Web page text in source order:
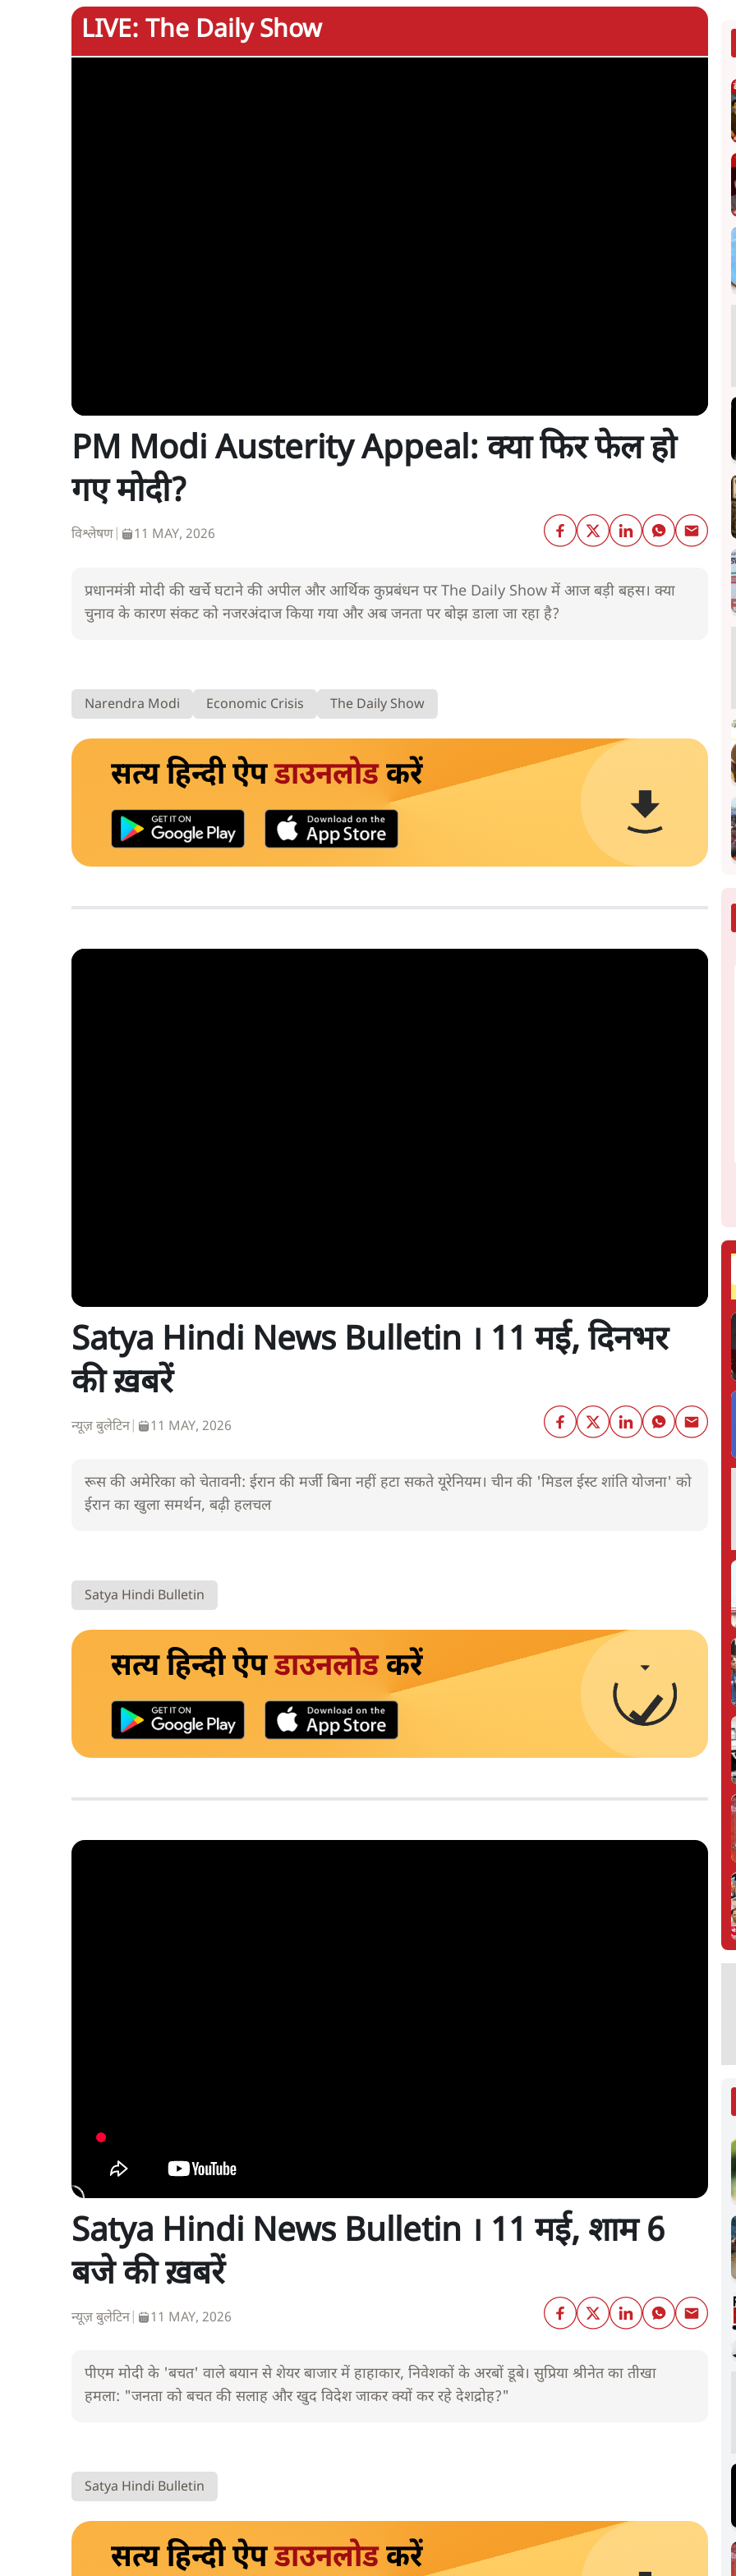
LIVE: The Daily Show
PM Modi Austerity Appeal: क्या फिर फेल हो
गए मोदी?
विश्लेषण| 11 MAY, 2026
प्रधानमंत्री मोदी की खर्चे घटाने की अपील और आर्थिक कुप्रबंधन पर The Daily Show में आज बड़ी बहस। क्या
चुनाव के कारण संकट को नजरअंदाज किया गया और अब जनता पर बोझ डाला जा रहा है?
Narendra Modi Economic Crisis The Daily Show
सत्य हिन्दी ऐपडाउनलोडकरें
Satya Hindi News Bulletin । 11 मई, दिनभर
की ख़बरें
न्यूज़ बुलेटिन 11 MAY, 2026
रूस की अमेरिका को चेतावनी: ईरान की मर्जी बिना नहीं हटा सकते यूरेनियम। चीन की 'मिडल ईस्ट शांति योजना' को
ईरान का खुला समर्थन, बढ़ी हलचल
Satya Hindi Bulletin
सत्य हिन्दी ऐपडाउनलोडकरें
Satya Hindi News Bulletin । 11 मई, शाम 6
बजे की ख़बरें
न्यूज़ बुलेटिन 11 MAY, 2026
पीएम मोदी के 'बचत' वाले बयान से शेयर बाजार में हाहाकार, निवेशकों के अरबों डूबे। सुप्रिया श्रीनेत का तीखा
हमला: "जनता को बचत की सलाह और खुद विदेश जाकर क्यों कर रहे देशद्रोह?"
Satya Hindi Bulletin
सत्य हिन्दी ऐपडाउनलोडकरें